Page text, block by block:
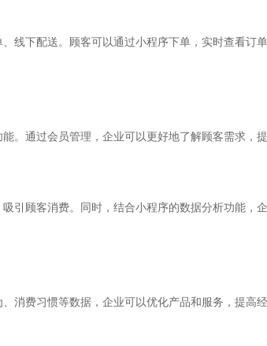
线下配送。顾客可以通过小程序下单，实时查看订
。通过会员管理，企业可以更好地了解顾客需求，
引顾客消费。同时，结合小程序的数据分析功能，
消费习惯等数据，企业可以优化产品和服务，提高经